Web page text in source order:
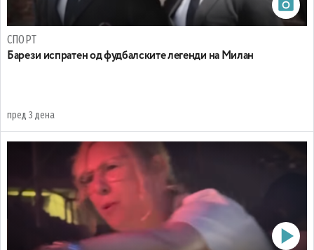
СПОРТ
Барези испратен од фудбалските легенди на Милан
пред 3 дена